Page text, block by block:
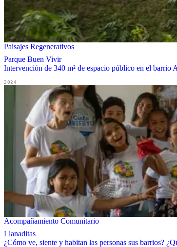
Paisajes Regenerativos
Parque Buen Vivir
Intervención de 340 m² de espacio público en el barrio
2024
Acompañamiento Comunitario
Llanaditas
¿Cómo ve, siente y habitan las personas sus barrios?